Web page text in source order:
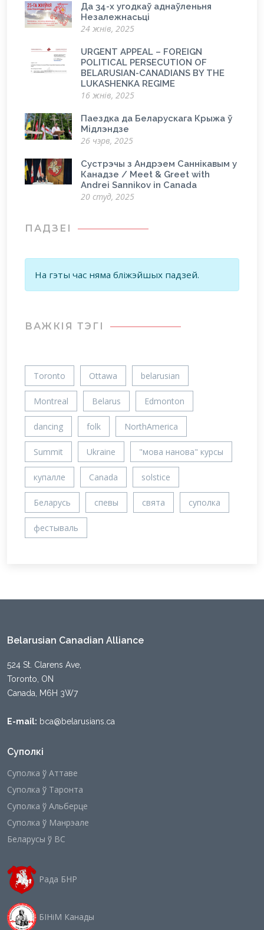
Да 34-х угодкаў аднаўленьня
Незалежнасьці
24 жнів, 2025
URGENT APPEAL – FOREIGN
POLITICAL PERSECUTION OF
BELARUSIAN-CANADIANS BY THE
LUKASHENKA REGIME
16 жнів, 2025
Паездка да Беларускага Крыжа ў
Мідлэндзе
26 чэрв, 2025
Сустрэчы з Андрэем Саннікавым у
Канадзе / Meet & Greet with
Andrei Sannikov in Canada
20 студ, 2025
ПАДЗЕІ
На гэты час няма бліжэйшых падзей.
ВАЖКIЯ ТЭГІ
Toronto Ottawa belarusian
Montreal Belarus Edmonton
dancing folk NorthAmerica
Summit Ukraine "мова нанова" курсы
купалле Canada solstice
Беларусь спевы свята суполка
фестываль
Belarusian Canadian Alliance
524 St. Clarens Ave,
Toronto, ON
Canada, M6H 3W7
E-mail: bca@belarusians.ca
Суполкі
Суполка ў Аттаве
Суполка ў Таронта
Суполка ў Альберце
Суполка ў Манрэале
Беларусы ў ВС
Рада БНР
БІНіМ Канады